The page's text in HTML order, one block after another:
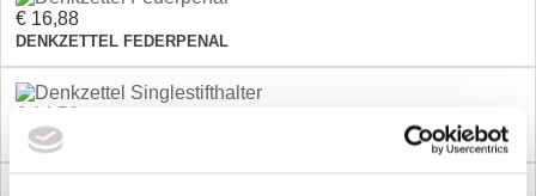
€ 16,88
DENKZETTEL FEDERPENAL
€ 14,50
DENKZETTEL SINGLESTIFTHALTER